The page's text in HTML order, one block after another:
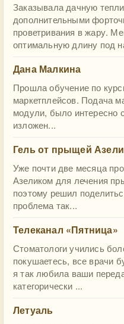
Заказывала дачную
дополнительными
проветривания в жару.
оптимальную длину под
Дана Малкина
Прошла обучение по
маркетплейсов. Подача
модули, было
изложен...
Гель от прыщей
Уже почти две месяца
Азеликом для лечения
поэтому решил
проблема так...
Телеканал «Пятница»
Стоматологи учились
покушаетесь, все врачи
я так любила ваши
категорически ...
Летуаль